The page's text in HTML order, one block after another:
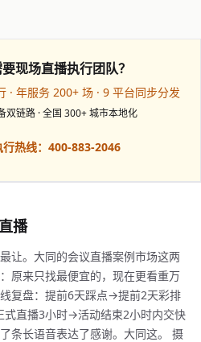
现场直播执行团队？
· 年服务 200+ 场 · 9 平台同步分发
双链路 · 全国 300+ 城市本地化
行热线：400-883-2046
播
让。大同的会议直播案例市场这两
原来只找最便宜的，现在更看重万
复盘：提前6天踩点→提前2天彩排
直播3小时→活动结束2小时内交快
条长语音表达了感谢。大同这。 摄